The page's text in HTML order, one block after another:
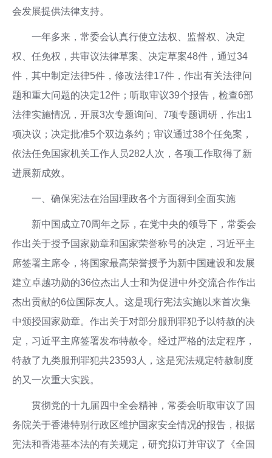
会发展提供法律支持。
一年多来，常委会认真行使立法权、监督权、决定
权、任免权，共审议法律草案、决定草案48件，通过34
件，其中制定法律5件，修改法律17件，作出有关法律问
题和重大问题的决定12件；听取审议39个报告，检查6部
法律实施情况，开展3次专题询问、7项专题调研，作出1
项决议；决定批准5个双边条约；审议通过38个任免案，
依法任免国家机关工作人员282人次，各项工作取得了新
进展新成效。
一、确保宪法在治国理政各个方面得到全面实施
新中国成立70周年之际，在党中央的领导下，常委会
作出关于授予国家勋章和国家荣誉称号的决定，习近平主
席签署主席令，将国家最高荣誉授予为新中国建设和发展
建立卓越功勋的36位杰出人士和为促进中外交流合作作出
杰出贡献的6位国际友人。这是现行宪法实施以来首次集
中颁授国家勋章。作出关于对部分服刑罪犯予以特赦的决
定，习近平主席签署发布特赦令。经过严格的法定程序，
特赦了九类服刑罪犯共23593人，这是宪法规定特赦制度
的又一次重大实践。
贯彻党的十九届四中全会精神，常委会听取审议了国
务院关于香港特别行政区维护国家安全情况的报告，根据
宪法和香港基本法的有关规定，研究拟订并审议了《全国